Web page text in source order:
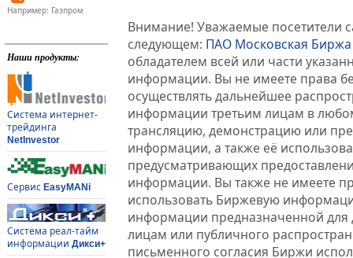
Например: Газпром
Наши продукты:
Система интернет-
трейдинга
NetInvestor
Сервис EasyMANi
Система реал-тайм
информации Дикси+
Внимание! Уважаемые посетители
следующем: ПАО Московская Биржа
обладателем всей или части
информации. Вы не имеете права
осуществлять дальнейшее
информации третьим лицам в
трансляцию, демонстрацию или
информации, а также её
предусматривающих
информации. Вы также не имеете
использовать Биржевую
информации предназначенной для
лицам или публичного
письменного согласия Биржи